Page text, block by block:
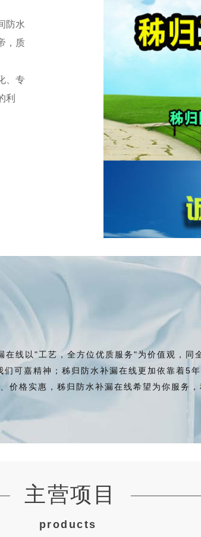
防水
，质
、专
利
以"工艺，全方位优质服务"为价值观，同
可嘉精神；秭归防水补漏在线更加依靠着5
价格实惠，秭归防水补漏在线希望为你服务
主营项目
products